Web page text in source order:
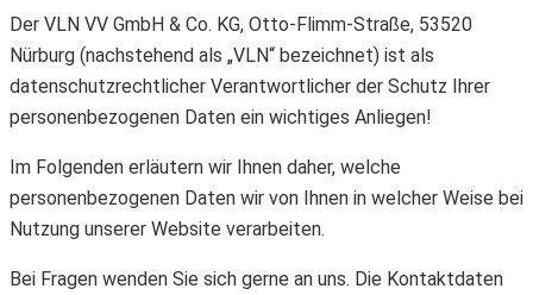
Der VLN VV GmbH & Co. KG, Otto-Flimm-Straße, 53520
Nürburg (nachstehend als „VLN“ bezeichnet) ist als
datenschutzrechtlicher Verantwortlicher der Schutz Ihrer
personenbezogenen Daten ein wichtiges Anliegen!
Im Folgenden erläutern wir Ihnen daher, welche
personenbezogenen Daten wir von Ihnen in welcher Weise bei
Nutzung unserer Website verarbeiten.
Bei Fragen wenden Sie sich gerne an uns. Die Kontaktdaten